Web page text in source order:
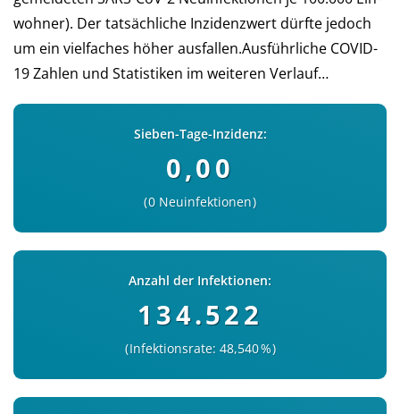
woh­ner). Der tat­säch­liche In­zi­denz­wert dürf­te je­doch
um ein viel­faches höher aus­fal­len.Aus­führ­liche COVID-
19 Zah­len und Sta­tis­ti­ken im wei­teren Verlauf…
Sieben-Tage-Inzidenz:
0,00
0 Neuinfektionen
Anzahl der Infektionen:
134.522
Infektionsrate: 48,540 %